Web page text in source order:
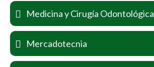
Medicina y Cirugía Odontológica
Mercadotecnia